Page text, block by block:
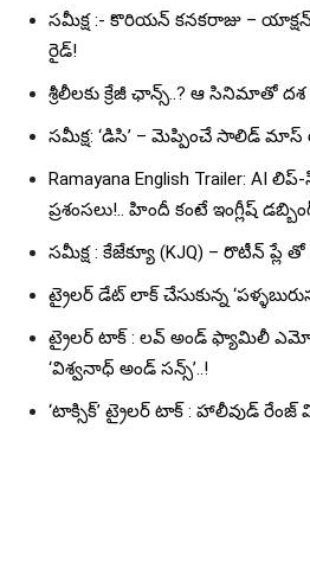
సమీక్ష :- కొరియన్ కనకరాజు –
రైడ్!
శ్రీలీలకు క్రేజీ ఛాన్స్..? ఆ సినిమాతో
సమీక్ష: ‘డిసి’ – మెప్పించే సాలిడ్
Ramayana English Trailer: AI
ప్రశంసలు!.. హిందీ కంటే ఇంగ్లీష్
సమీక్ష : కేజేక్యూ (KJQ) – రొటీన్
ట్రైలర్ డేట్ లాక్ చేసుకున్న
ట్రైలర్ టాక్ : లవ్ అండ్ ఫ్యామిలీ
‘విశ్వనాధ్ అండ్ సన్స్’..!
‘టాక్సిక్’ ట్రైలర్ టాక్ : హాలీవుడ్